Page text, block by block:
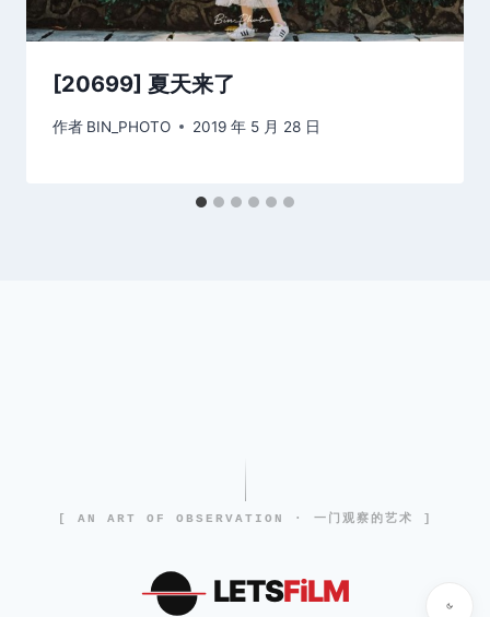
[20699] 夏天来了
作者 BIN_PHOTO 2019 年 5 月 28 日
[ AN ART OF OBSERVATION · 一门观察的艺术 ]
LETSFiLM